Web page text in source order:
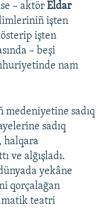
– aktör Eldar
işten
işten
– beşi
nam
medeniyetine sadıq
sadıq
halqara
ve alğışladı.
yekâne
qorçalağan
teatri